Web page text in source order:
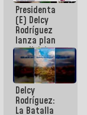
emergencia
sísmica en
la última
semana
Presidenta
(E) Delcy
Rodríguez
lanza plan
crediticio
con subsidio
a Juntas de
Condominio
Delcy
Rodríguez:
La Batalla